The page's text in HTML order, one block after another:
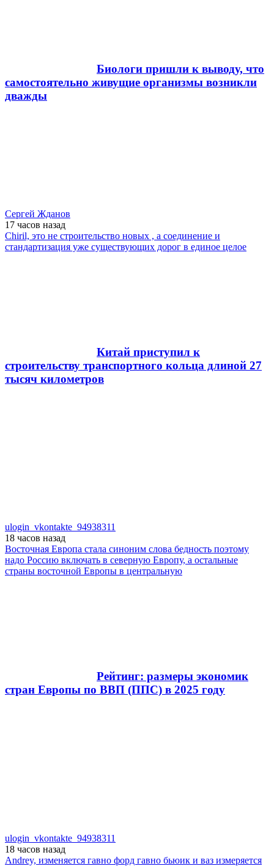
Биологи пришли к выводу, что
самостоятельно живущие организмы возникли
дважды
Сергей Жданов
17 часов назад
Chiril, это не строительство новых , а соединение и
стандартизация уже существующих дорог в единое целое
Китай приступил к
строительству транспортного кольца длиной 27
тысяч километров
ulogin_vkontakte_94938311
18 часов назад
Восточная Европа стала синоним слова бедность поэтому
надо Россию включать в северную Европу, а остальные
страны восточной Европы в центральную
Рейтинг: размеры экономик
стран Европы по ВВП (ППС) в 2025 году
ulogin_vkontakte_94938311
18 часов назад
Andrey, изменяется гавно форд гавно бьюик и ваз измеряется